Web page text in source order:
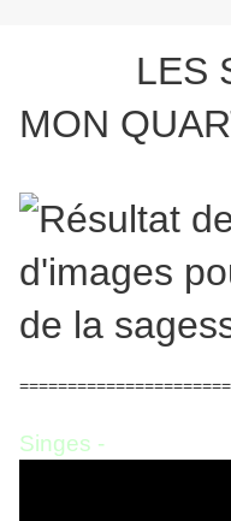
LES
MON
Singes -